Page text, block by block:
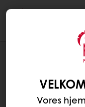
Vores